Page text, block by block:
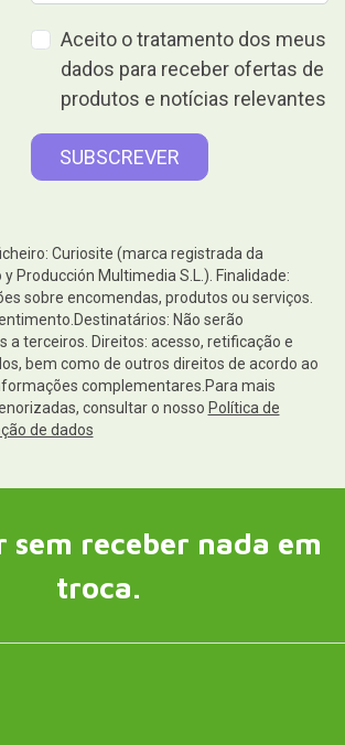
Aceito o tratamento dos meus
dados para receber ofertas de
produtos e notícias relevantes
Curiosite (marca registrada da
Producción Multimedia S.L.). Finalidade:
sobre encomendas, produtos ou serviços.
Não serão
a terceiros. Direitos: acesso, retificação e
bem como de outros direitos de acordo ao
complementares.Para mais
consultar o nosso Política de
de dados
sem receber nada em
troca.